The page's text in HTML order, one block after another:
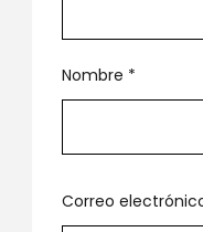
Nombre *
Correo